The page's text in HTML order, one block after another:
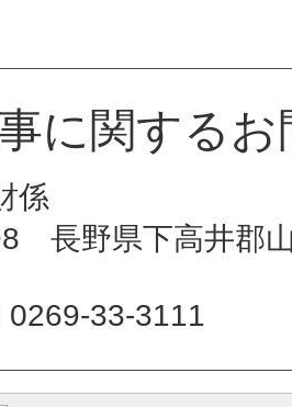
に関する
係
長野県下高井郡
0269-33-3111